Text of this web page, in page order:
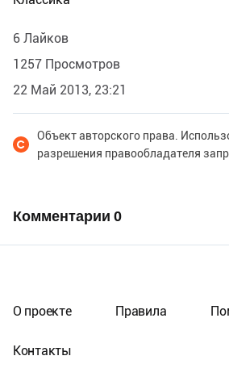
6 Лайков
1257 Просмотров
22 Май 2013, 23:21
Объект авторского права.
разрешения правообладателя
Комментарии 0
О проекте Правила
Контакты